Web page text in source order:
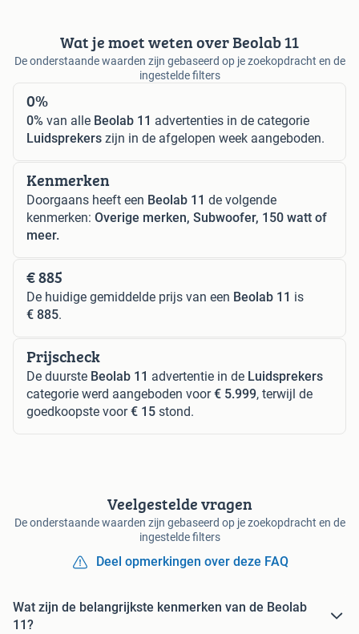
Wat je moet weten over Beolab 11
De onderstaande waarden zijn gebaseerd op je zoekopdracht en de
ingestelde filters
0%
0% van alle Beolab 11 advertenties in de categorie
Luidsprekers zijn in de afgelopen week aangeboden.
Kenmerken
Doorgaans heeft een Beolab 11 de volgende
kenmerken: Overige merken, Subwoofer, 150 watt of
meer.
€ 885
De huidige gemiddelde prijs van een Beolab 11 is
€ 885.
Prijscheck
De duurste Beolab 11 advertentie in de Luidsprekers
categorie werd aangeboden voor€ 5.999, terwijl de
goedkoopste voor€ 15 stond.
Veelgestelde vragen
De onderstaande waarden zijn gebaseerd op je zoekopdracht en de
ingestelde filters
Deel opmerkingen over deze FAQ
Wat zijn de belangrijkste kenmerken van de Beolab
11?